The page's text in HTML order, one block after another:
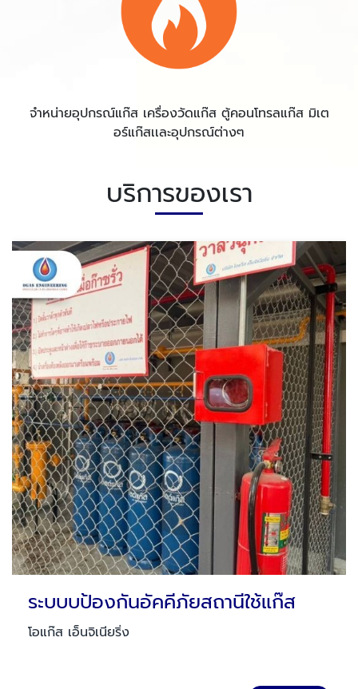
จำหน่ายอุปกรณ์แก๊ส เครื่องวัดแก๊ส ตู้คอนโทรลแก๊ส มิเต
อร์แก๊สเเละอุปกรณ์ต่างๆ
บริการของเรา
ระบบบป้องกันอัคคีภัยสถานีใช้แก๊ส
โอแก๊ส เอ็นจิเนียริ่ง